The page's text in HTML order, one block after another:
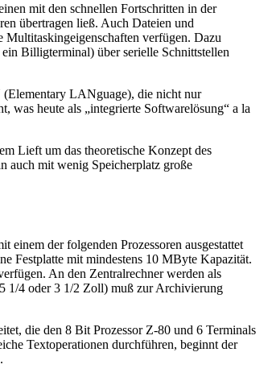
mit den schnellen Fortschritten in der
übertragen ließ. Auch Dateien und
Multitaskingeigenschaften verfügen. Dazu
Billigterminal) über serielle Schnittstellen
(Elementary LANguage), die nicht nur
was heute als „integrierte Softwarelösung“ a la
Lieft um das theoretische Konzept des
auch mit wenig Speicherplatz große
der folgenden Prozessoren ausgestattet
Festplatte mit mindestens 10 MByte Kapazität.
An den Zentralrechner werden als
1/4 oder 3 1/2 Zoll) muß zur Archivierung
die den 8 Bit Prozessor Z-80 und 6 Terminals
Textoperationen durchführen, beginnt der